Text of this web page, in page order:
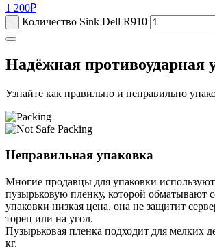
1 200₽
- Количество Sink Dell R910
Надёжная противоударная
Узнайте как правильно и неправильно
Неправильная упаковка
Многие продавцы для упаковки
пузырьковую пленку, которой обматывают
упаковки низкая цена, она не защитит
торец или на угол.
Пузырьковая пленка подходит для мелких
кг.